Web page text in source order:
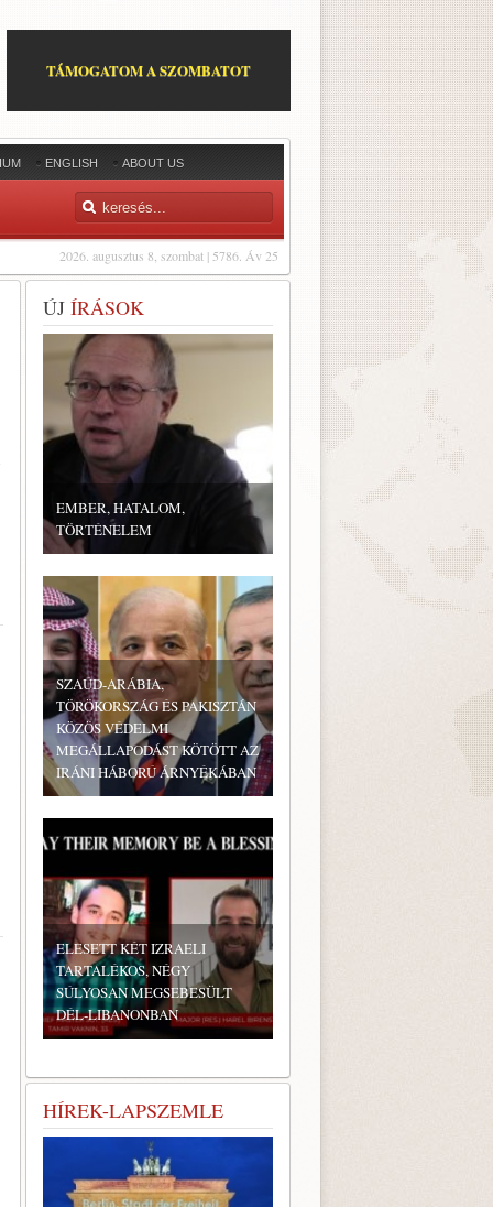
TÁMOGATOM A SZOMBATOT
ENGLISH ABOUT US
2026. augusztus 8, szombat | 5786. Áv 25
ÚJ ÍRÁSOK
EMBER, HATALOM,
TÖRTÉNELEM
SZAÚD-ARÁBIA,
TÖRÖKORSZÁG ÉS PAKISZTÁN
KÖZÖS VÉDELMI
MEGÁLLAPODÁST KÖTÖTT AZ
IRÁNI HÁBORÚ ÁRNYÉKÁBAN
ELESETT KÉT IZRAELI
TARTALÉKOS, NÉGY
SÚLYOSAN MEGSEBESÜLT
DÉL-LIBANONBAN
HÍREK-LAPSZEMLE